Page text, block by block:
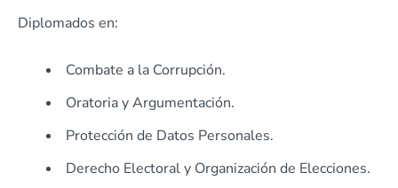
Diplomados en:
Combate a la Corrupción.
Oratoria y Argumentación.
Protección de Datos Personales.
Derecho Electoral y Organización de Elecciones.